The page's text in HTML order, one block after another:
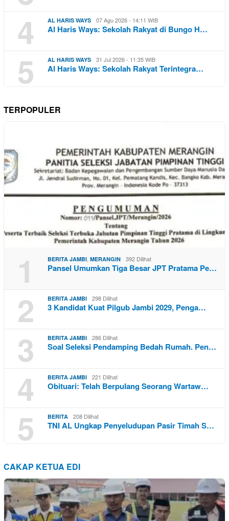
4
AL HARIS WAYS 07 Agu 2026 - 14:11 WIB
Al Haris Ways: Sekolah Rakyat di Bungo H…
5 AL HARIS WAYS 31 Jul 2026 - 11:35 WIB
Al Haris Ways: Sekolah Rakyat Terintegra…
TERPOPULER
1 BERITA JAMBI MERANGIN 392 Dilihat
Pansel Umumkan Tiga Besar JPT Pratama Pe…
2 BERITA JAMBI 298 Dilihat
3 Kandidat Kuat Pilgub Jambi 2029, Penga…
3 BERITA JAMBI 286 Dilihat
Soal Seleksi Pendamping Bedah Rumah. Pen…
4 BERITA JAMBI 221 Dilihat
Obituari: Telah Berpulang Seorang Wartaw…
5 BERITA 208 Dilihat
TNI AL Ungkap Penyeludupan Pasir Timah S…
CAKAP KETUA EDI